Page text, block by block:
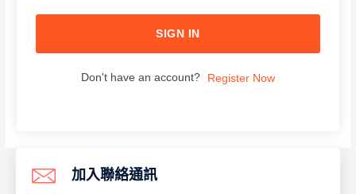
SIGN IN
Don't have an account? Register Now
加入聯絡通訊